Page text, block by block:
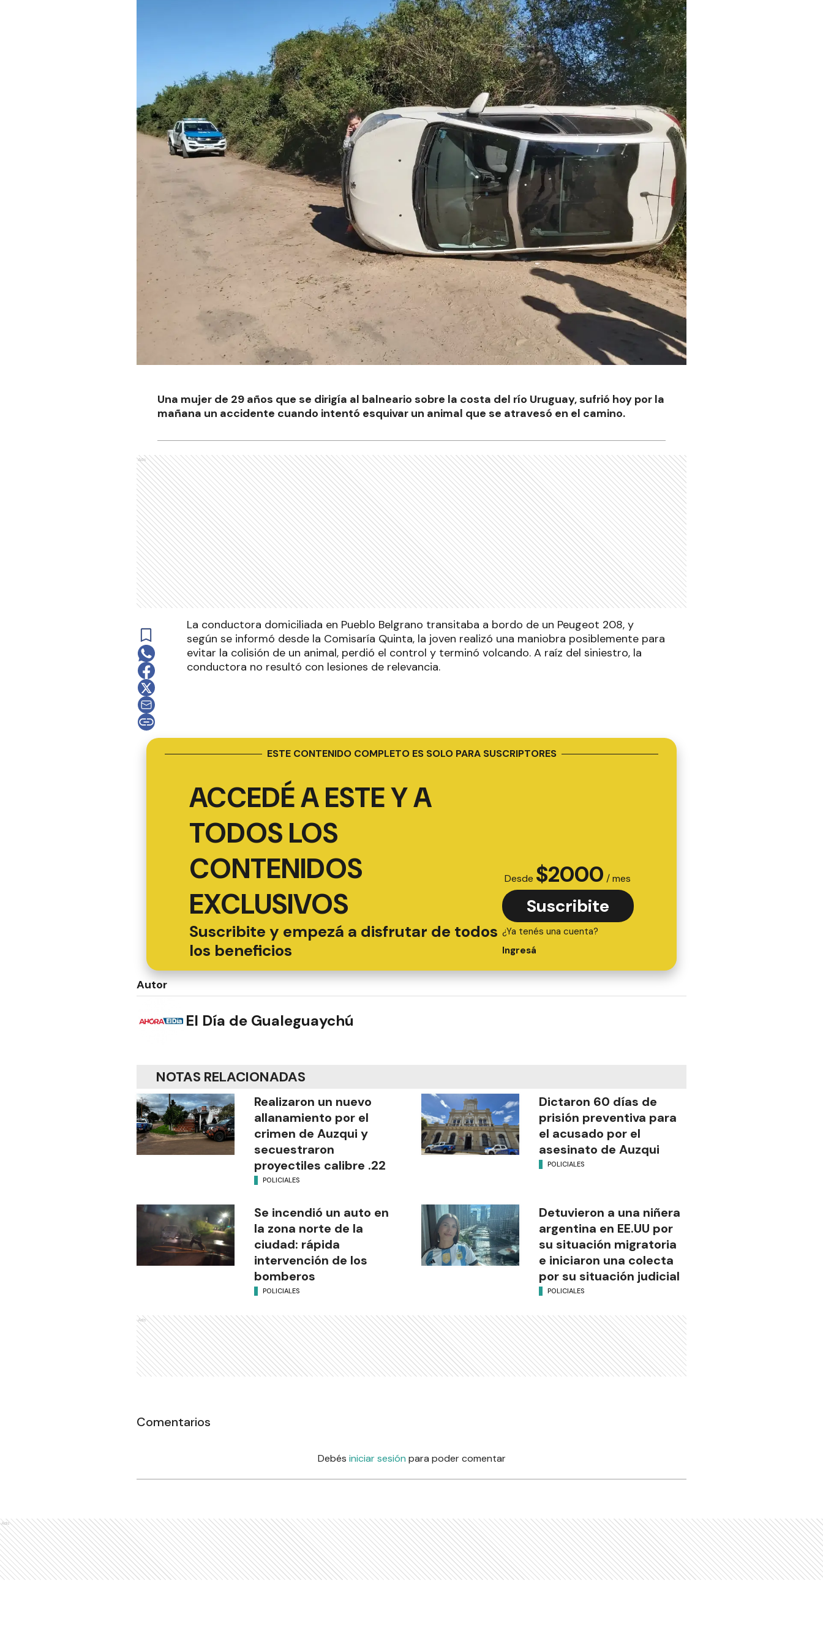
Una mujer de 29 años que se dirigía al balneario sobre la costa del río Uruguay, sufrió hoy por la
mañana un accidente cuando intentó esquivar un animal que se atravesó en el camino.
Ads
La conductora domiciliada en Pueblo Belgrano transitaba a bordo de un Peugeot 208, y
según se informó desde la Comisaría Quinta, la joven realizó una maniobra posiblemente para
evitar la colisión de un animal, perdió el control y terminó volcando. A raíz del siniestro, la
conductora no resultó con lesiones de relevancia.
ESTE CONTENIDO COMPLETO ES SOLO PARA SUSCRIPTORES
ACCEDÉ A ESTE Y A
TODOS LOS
CONTENIDOS
EXCLUSIVOS
Suscribite y empezá a disfrutar de todos
los beneficios
Desde $2000 / mes
Suscribite
¿Ya tenés una cuenta?
Ingresá
Autor
El Día de Gualeguaychú
NOTAS RELACIONADAS
Realizaron un nuevo
allanamiento por el
crimen de Auzqui y
secuestraron
proyectiles calibre .22
POLICIALES
Dictaron 60 días de
prisión preventiva para
el acusado por el
asesinato de Auzqui
POLICIALES
Se incendió un auto en
la zona norte de la
ciudad: rápida
intervención de los
bomberos
POLICIALES
Detuvieron a una niñera
argentina en EE.UU por
su situación migratoria
e iniciaron una colecta
por su situación judicial
POLICIALES
Ads
Comentarios
Debés iniciar sesión para poder comentar
Ads